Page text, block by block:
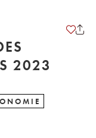
2023